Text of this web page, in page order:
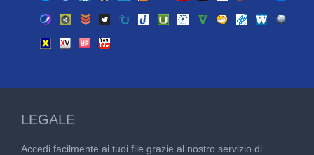
LEGALE
Accedi facilmente ai tuoi file grazie al nostro servizio di